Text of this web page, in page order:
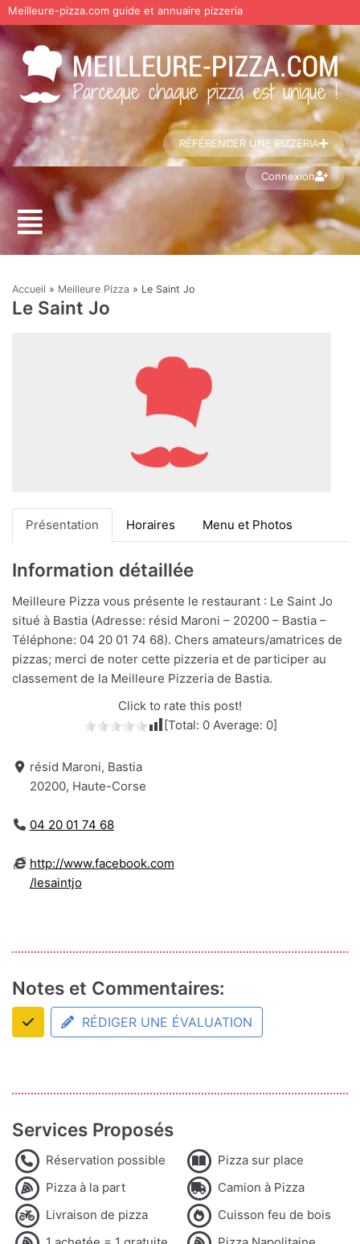
Aller
au
contenu
Meilleure-pizza.com guide et annuaire pizzeria
RÉFÉRENCER UNE PIZZERIA
Connexion
Accueil » Meilleure Pizza » Le Saint Jo
Le Saint Jo
Présentation Horaires Menu et Photos
Information détaillée
Meilleure Pizza vous présente le restaurant : Le Saint Jo
situé à Bastia (Adresse: résid Maroni – 20200 – Bastia –
Téléphone: 04 20 01 74 68). Chers amateurs/amatrices de
pizzas; merci de noter cette pizzeria et de participer au
classement de la Meilleure Pizzeria de Bastia.
Click to rate this post!
[Total: 0Average: 0]
résid Maroni, Bastia
20200, Haute-Corse
04 20 01 74 68
http://www.facebook.com
/lesaintjo
Notes et Commentaires:
RÉDIGER UNE ÉVALUATION
Services Proposés
Réservation possible
Pizza sur place
Pizza à la part
Camion à Pizza
Livraison de pizza
Cuisson feu de bois